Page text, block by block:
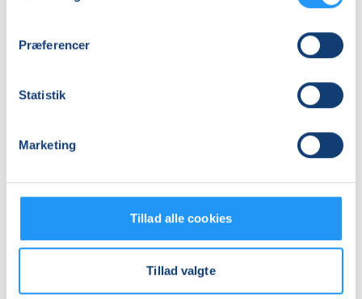
Præferencer
Statistik
Marketing
Tillad alle cookies
Tillad valgte
LOF Midtjylland, Vævervej 10c, 1 sal, 8800
, Viborg
Se på kort
Praktiske oplysninger
Relaterede hold